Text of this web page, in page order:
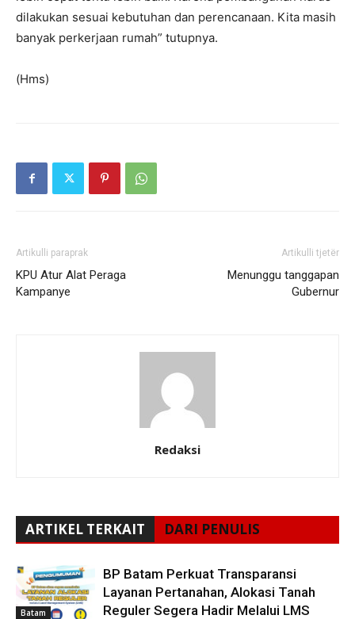
dilakukan sesuai kebutuhan dan perencanaan. Kita masih
banyak perkerjaan rumah” tutupnya.
(Hms)
Artikulli paraprak
KPU Atur Alat Peraga
Kampanye
Artikulli tjetër
Menunggu tanggapan
Gubernur
Redaksi
ARTIKEL TERKAIT DARI PENULIS
Batam
BP Batam Perkuat Transparansi
Layanan Pertanahan, Alokasi Tanah
Reguler Segera Hadir Melalui LMS